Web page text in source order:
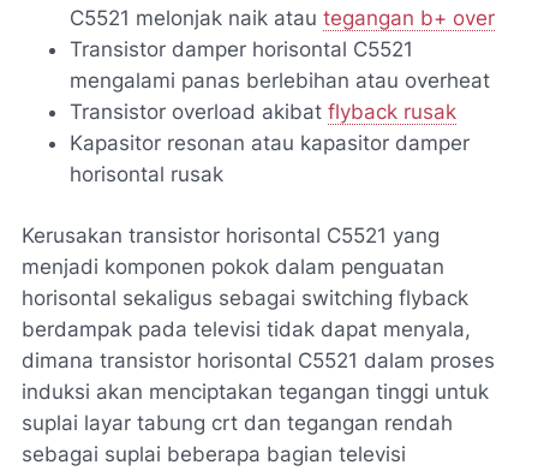
C5521 melonjak naik atau tegangan b+ over
Transistor damper horisontal C5521
mengalami panas berlebihan atau overheat
Transistor overload akibat flyback rusak
Kapasitor resonan atau kapasitor damper
horisontal rusak
Kerusakan transistor horisontal C5521 yang
menjadi komponen pokok dalam penguatan
horisontal sekaligus sebagai switching flyback
berdampak pada televisi tidak dapat menyala,
dimana transistor horisontal C5521 dalam proses
induksi akan menciptakan tegangan tinggi untuk
suplai layar tabung crt dan tegangan rendah
sebagai suplai beberapa bagian televisi